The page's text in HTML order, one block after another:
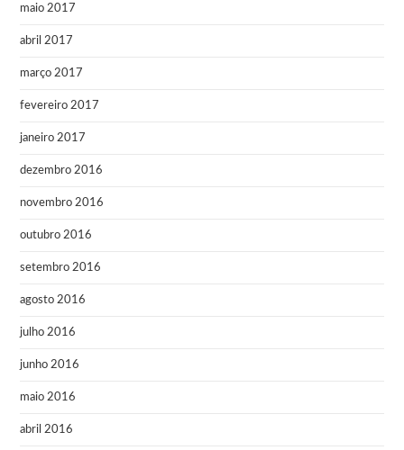
maio 2017
abril 2017
março 2017
fevereiro 2017
janeiro 2017
dezembro 2016
novembro 2016
outubro 2016
setembro 2016
agosto 2016
julho 2016
junho 2016
maio 2016
abril 2016